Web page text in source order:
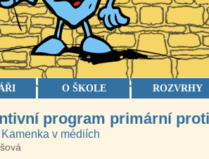
O ŠKOLE ROZVRHY
program primární
Kamenka v médiích